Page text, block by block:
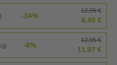
-34%
12,95 €
8,49 €
-8%
12,95 €
11,97 €